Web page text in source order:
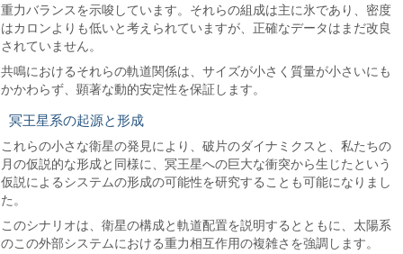
重力バランスを示唆しています。それらの組成は主に氷であり、密度
はカロンよりも低いと考えられていますが、正確なデータはまだ改良
されていません。
共鳴におけるそれらの軌道関係は、サイズが小さく質量が小さいにも
かかわらず、顕著な動的安定性を保証します。
冥王星系の起源と形成
これらの小さな衛星の発見により、破片のダイナミクスと、私たちの
月の仮説的な形成と同様に、冥王星への巨大な衝突から生じたという
仮説によるシステムの形成の可能性を研究することも可能になりまし
た。
このシナリオは、衛星の構成と軌道配置を説明するとともに、太陽系
のこの外部システムにおける重力相互作用の複雑さを強調します。